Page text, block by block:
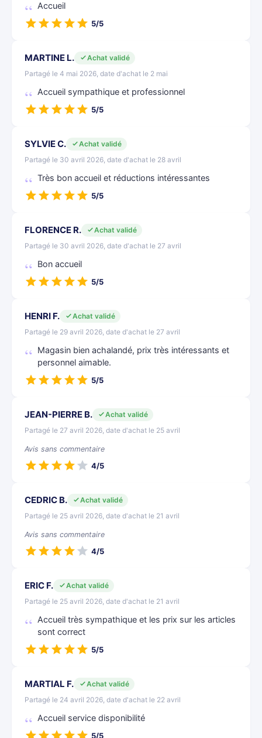
Accueil
5/5
MARTINE L.
Achat validé
Partagé le 4 mai 2026, date d'achat le 2 mai
Accueil sympathique et professionnel
5/5
SYLVIE C.
Achat validé
Partagé le 30 avril 2026, date d'achat le 28 avril
Très bon accueil et réductions intéressantes
5/5
FLORENCE R.
Achat validé
Partagé le 30 avril 2026, date d'achat le 27 avril
Bon accueil
5/5
HENRI F.
Achat validé
Partagé le 29 avril 2026, date d'achat le 27 avril
Magasin bien achalandé, prix très intéressants et
personnel aimable.
5/5
JEAN-PIERRE B.
Achat validé
Partagé le 27 avril 2026, date d'achat le 25 avril
Avis sans commentaire
4/5
CEDRIC B.
Achat validé
Partagé le 25 avril 2026, date d'achat le 21 avril
Avis sans commentaire
4/5
ERIC F.
Achat validé
Partagé le 25 avril 2026, date d'achat le 21 avril
Accueil très sympathique et les prix sur les articles
sont correct
5/5
MARTIAL F.
Achat validé
Partagé le 24 avril 2026, date d'achat le 22 avril
Accueil service disponibilité
5/5